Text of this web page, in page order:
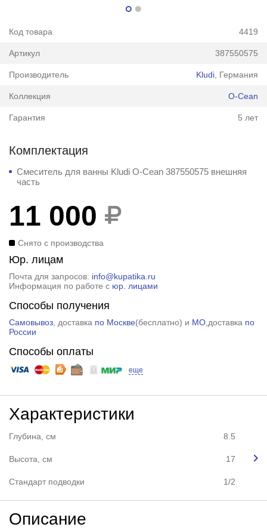
Код товара 4419
Артикул 387550575
Производитель Kludi , Германия
Коллекция O-Cean
Гарантия 5 лет
Комплектация
Смеситель для ванны Kludi O-Cean 387550575 внешняя
часть
11 000
Снято с производства
Юр. лицам
Почта для запросов: info@kupatika.ru
Информация по работе с юр. лицами
Способы получения
Самовывоз, доставка по Москве(бесплатно) и МО,доставка по
России
Способы оплаты
еще
Характеристики
Глубина, см 8.5
Высота, см 17
Стандарт подводки 1/2
Описание